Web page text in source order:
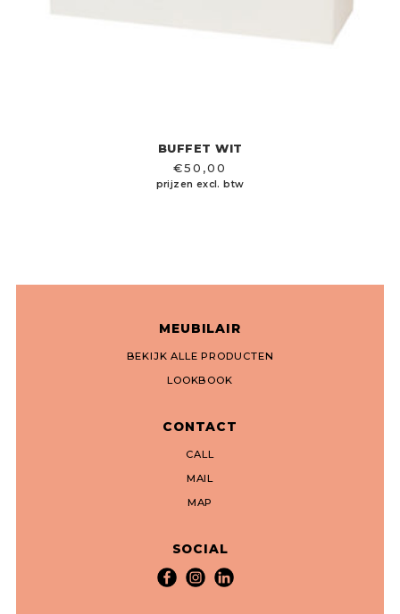
BUFFET WIT
€50,00
prijzen excl. btw
MEUBILAIR
BEKIJK ALLE PRODUCTEN
LOOKBOOK
CONTACT
CALL
MAIL
MAP
SOCIAL